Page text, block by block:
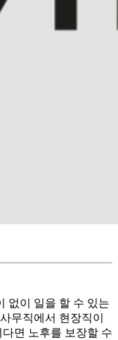
없이 일을 할 수 있는
무직에서 현장직이
면 노후를 보장할 수